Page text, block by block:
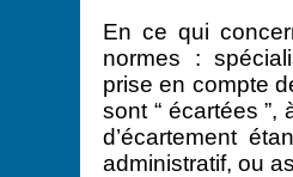
En ce qui
normes :
prise en compte
sont “ écartées
d’écartement
administratif, ou